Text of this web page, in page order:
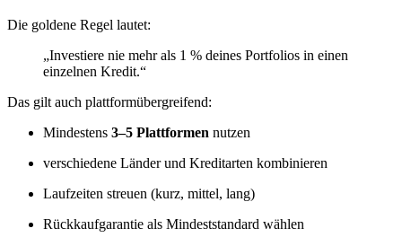
Die goldene Regel lautet:
„Investiere nie mehr als 1 % deines Portfolios in einen
einzelnen Kredit.“
Das gilt auch plattformübergreifend:
Mindestens 3–5 Plattformen nutzen
verschiedene Länder und Kreditarten kombinieren
Laufzeiten streuen (kurz, mittel, lang)
Rückkaufgarantie als Mindeststandard wählen